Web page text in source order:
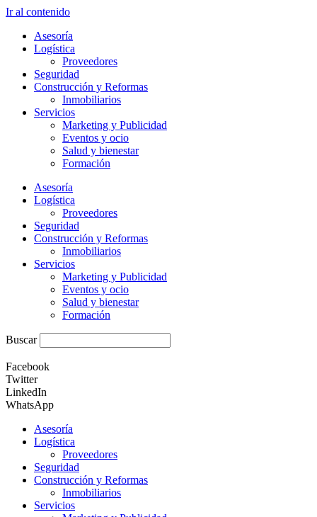
Ir al contenido
Asesoría
Logística
Proveedores
Seguridad
Construcción y Reformas
Inmobiliarios
Servicios
Marketing y Publicidad
Eventos y ocio
Salud y bienestar
Formación
Asesoría
Logística
Proveedores
Seguridad
Construcción y Reformas
Inmobiliarios
Servicios
Marketing y Publicidad
Eventos y ocio
Salud y bienestar
Formación
Buscar
Facebook
Twitter
LinkedIn
WhatsApp
Asesoría
Logística
Proveedores
Seguridad
Construcción y Reformas
Inmobiliarios
Servicios